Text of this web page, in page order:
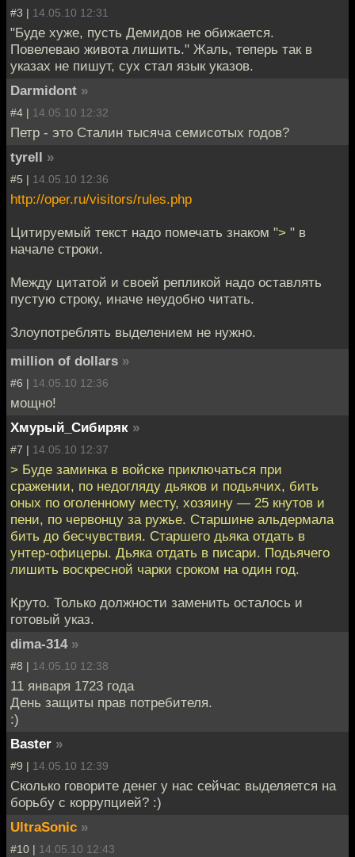
#3 | 14.05.10 12:31
"Буде хуже, пусть Демидов не обижается.
Повелеваю живота лишить." Жаль, теперь так в
указах не пишут, сух стал язык указов.
Darmidont »
#4 | 14.05.10 12:32
Петр - это Сталин тысяча семисотых годов?
tyrell »
#5 | 14.05.10 12:36
http://oper.ru/visitors/rules.php
Цитируемый текст надо помечать знаком "> " в
начале строки.
Между цитатой и своей репликой надо оставлять
пустую строку, иначе неудобно читать.
Злоупотреблять выделением не нужно.
million of dollars »
#6 | 14.05.10 12:36
мощно!
Хмурый_Сибиряк »
#7 | 14.05.10 12:37
> Буде заминка в войске приключаться при
сражении, по недогляду дьяков и подьячих, бить
оных по оголенному месту, хозяину — 25 кнутов и
пени, по червонцу за ружье. Старшине альдермала
бить до бесчувствия. Старшего дьяка отдать в
унтер-офицеры. Дьяка отдать в писари. Подьячего
лишить воскресной чарки сроком на один год.
Круто. Только должности заменить осталось и
готовый указ.
dima-314 »
#8 | 14.05.10 12:38
11 января 1723 года
День защиты прав потребителя.
:)
Baster »
#9 | 14.05.10 12:39
Сколько говорите денег у нас сейчас выделяется на
борьбу с коррупцией? :)
UltraSonic »
#10 | 14.05.10 12:43